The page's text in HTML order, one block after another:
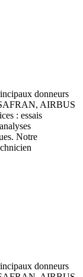
donneurs
SAFRAN, AIRBUS
: essais
Notre
donneurs